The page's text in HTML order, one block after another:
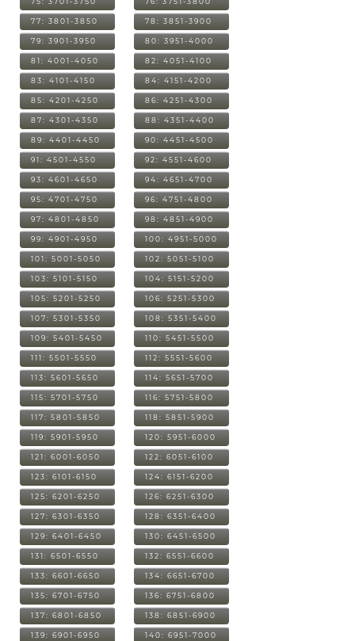
77: 3801-3850 78: 3851-3900
79: 3901-3950 80: 3951-4000
81: 4001-4050 82: 4051-4100
83: 4101-4150 84: 4151-4200
85: 4201-4250 86: 4251-4300
87: 4301-4350 88: 4351-4400
89: 4401-4450 90: 4451-4500
91: 4501-4550 92: 4551-4600
93: 4601-4650 94: 4651-4700
95: 4701-4750 96: 4751-4800
97: 4801-4850 98: 4851-4900
99: 4901-4950 100: 4951-5000
101: 5001-5050 102: 5051-5100
103: 5101-5150 104: 5151-5200
105: 5201-5250 106: 5251-5300
107: 5301-5350 108: 5351-5400
109: 5401-5450 110: 5451-5500
111: 5501-5550 112: 5551-5600
113: 5601-5650 114: 5651-5700
115: 5701-5750 116: 5751-5800
117: 5801-5850 118: 5851-5900
119: 5901-5950 120: 5951-6000
121: 6001-6050 122: 6051-6100
123: 6101-6150 124: 6151-6200
125: 6201-6250 126: 6251-6300
127: 6301-6350 128: 6351-6400
129: 6401-6450 130: 6451-6500
131: 6501-6550 132: 6551-6600
133: 6601-6650 134: 6651-6700
135: 6701-6750 136: 6751-6800
137: 6801-6850 138: 6851-6900
139: 6901-6950 140: 6951-7000